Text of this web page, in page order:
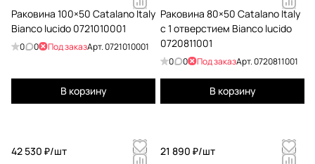
Раковина 100×50 Catalano Italy
Bianco lucido 0721010001
0 0 Под заказАрт.0721010001
В корзину
Раковина 80×50 Catalano Italy
с 1 отверстием Bianco lucido
0720811001
0 0 Под заказАрт.0720811001
В корзину
42 530 ₽/шт
21 890 ₽/шт